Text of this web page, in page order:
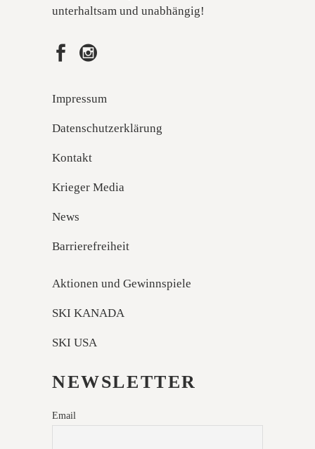
unterhaltsam und unabhängig!
Impressum
Datenschutzerklärung
Kontakt
Krieger Media
News
Barrierefreiheit
Aktionen und Gewinnspiele
SKI KANADA
SKI USA
NEWSLETTER
Email